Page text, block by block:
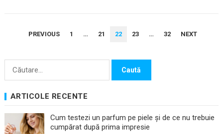
PAGINAȚIEPREVIOUS 1 … 21 22 23 … 32 NEXT
Caută
ARTICOLE RECENTE
Cum testezi un parfum pe piele și de ce nu trebuie
cumpărat după prima impresie